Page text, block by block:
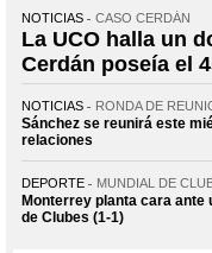
NOTICIAS CASO CERDÁN
La UCO halla un
Cerdán poseía el
NOTICIAS RONDA DE
Sánchez se reunirá este
relaciones
DEPORTE MUNDIAL DE
Monterrey planta cara ante
de Clubes (1-1)